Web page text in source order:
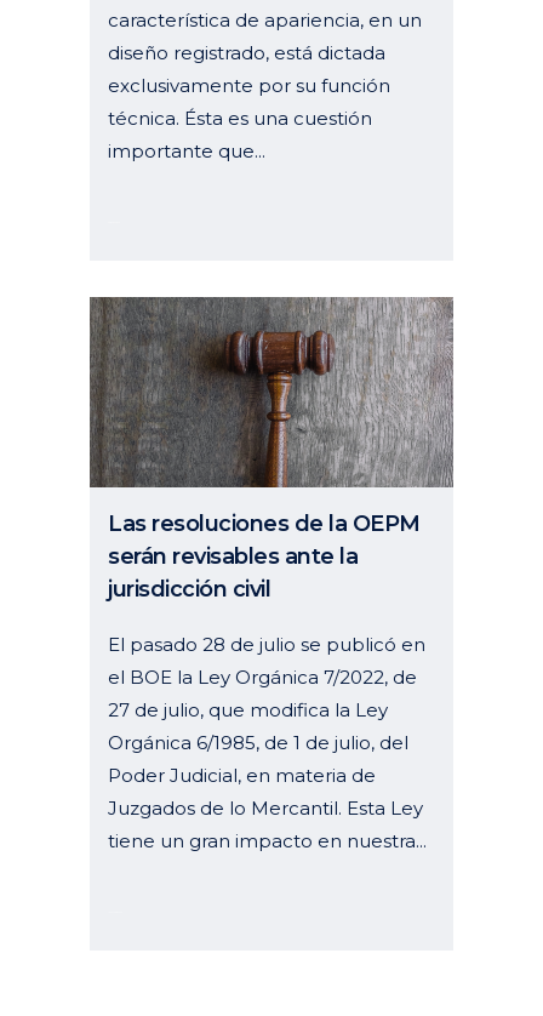
característica de apariencia, en un
diseño registrado, está dictada
exclusivamente por su función
técnica. Ésta es una cuestión
importante que...
Las resoluciones de la OEPM
serán revisables ante la
jurisdicción civil
El pasado 28 de julio se publicó en
el BOE la Ley Orgánica 7/2022, de
27 de julio, que modifica la Ley
Orgánica 6/1985, de 1 de julio, del
Poder Judicial, en materia de
Juzgados de lo Mercantil. Esta Ley
tiene un gran impacto en nuestra...